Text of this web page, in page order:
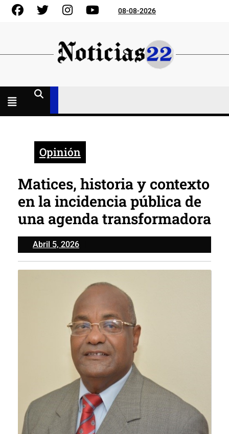
Skip
FacebookGorjeo InstagramYouTube08-08-2026
Opinión
Matices, historia y contexto
en la incidencia pública de
una agenda transformadora
Abril 5, 2026Abril
5,
2026